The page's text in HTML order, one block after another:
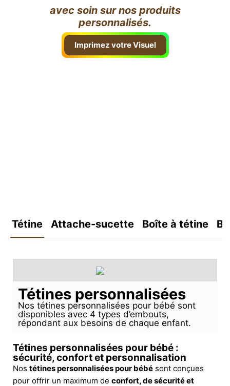
avec soin sur nos produits
personnalisés.
Imprimez votre Visuel
Tétine Attache-sucette Boîte à tétine
Tétines personnalisées
Nos tétines personnalisées pour bébé sont
disponibles avec 4 types d’embouts,
répondant aux besoins de chaque enfant.
Tétines personnalisées pour bébé :
sécurité, confort et personnalisation
Nos tétines personnalisées pour bébé sont conçues
pour offrir un maximum de confort, de sécurité et